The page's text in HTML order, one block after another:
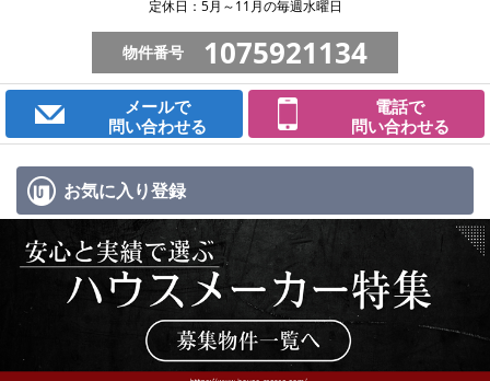
定休日：5月～11月の毎週水曜日
物件番号 1075921134
メールで
問い合わせる
電話で
問い合わせる
お気に入り登録